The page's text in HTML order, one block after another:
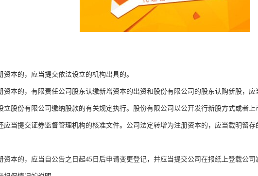
资本的，应当提交依法设立的机构出具的。
资本的，有限责任公司股东认缴新增资本的出资和股份有限公司的股东认购新股，应
立股份有限公司缴纳股款的有关规定执行。股份有限公司以公开发行新股方式或者
应当提交证券监督管理机构的核准文件。公司法定转增为注册资本的，应当载明留
资本的，应当自公告之日起45日后申请变更登记，并应当提交公司在报纸上登载公